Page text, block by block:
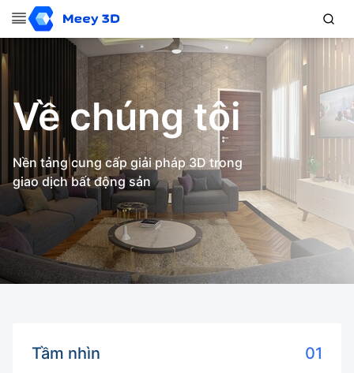
Về chúng tôi
Nền tảng cung cấp giải pháp 3D trong
giao dịch bất động sản
Tầm nhìn 01